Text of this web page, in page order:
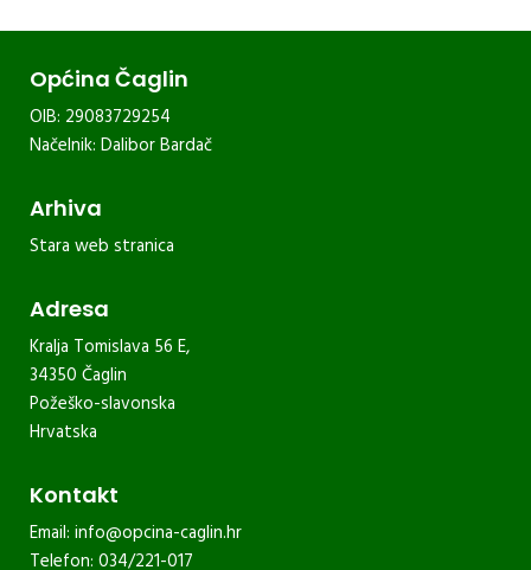
Općina Čaglin
OIB: 29083729254
Načelnik: Dalibor Bardač
Arhiva
Stara web stranica
Adresa
Kralja Tomislava 56 E,
34350 Čaglin
Požeško-slavonska
Hrvatska
Kontakt
Email: info@opcina-caglin.hr
Telefon: 034/221-017